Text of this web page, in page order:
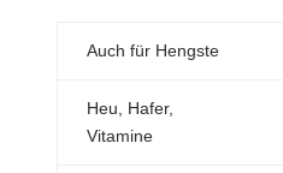
Auch für Hengste
Heu, Hafer,
Vitamine